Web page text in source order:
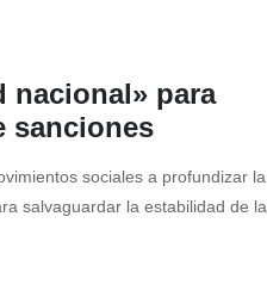
nacional» para
sanciones
sociales a profundizar la
salvaguardar la estabilidad de la